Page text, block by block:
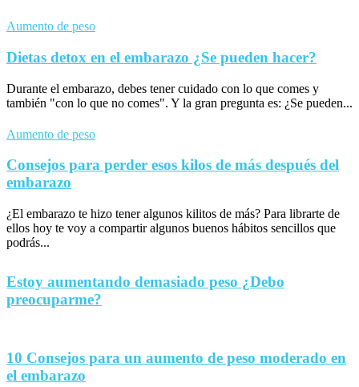
Aumento de peso
Dietas detox en el embarazo ¿Se pueden hacer?
Durante el embarazo, debes tener cuidado con lo que comes y
también "con lo que no comes". Y la gran pregunta es: ¿Se pueden...
Aumento de peso
Consejos para perder esos kilos de más después del
embarazo
¿El embarazo te hizo tener algunos kilitos de más? Para librarte de
ellos hoy te voy a compartir algunos buenos hábitos sencillos que
podrás...
Estoy aumentando demasiado peso ¿Debo
preocuparme?
10 Consejos para un aumento de peso moderado en
el embarazo